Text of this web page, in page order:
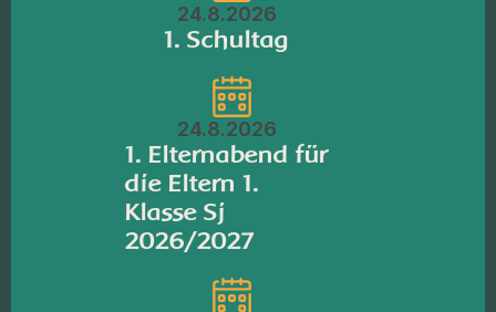
24.8.2026
1. Schultag
24.8.2026
1. Elternabend für
die Eltern 1.
Klasse Sj
2026/2027